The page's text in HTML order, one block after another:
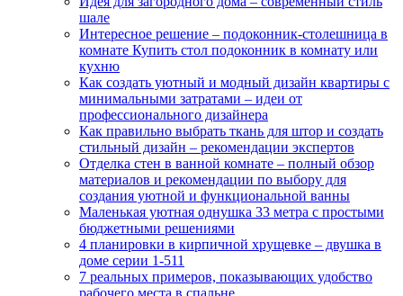
шале
Интересное решение – подоконник-столешница в
комнате Купить стол подоконник в комнату или
кухню
Как создать уютный и модный дизайн квартиры с
минимальными затратами – идеи от
профессионального дизайнера
Как правильно выбрать ткань для штор и создать
стильный дизайн – рекомендации экспертов
Отделка стен в ванной комнате – полный обзор
материалов и рекомендации по выбору для
создания уютной и функциональной ванны
Маленькая уютная однушка 33 метра с простыми
бюджетными решениями
4 планировки в кирпичной хрущевке – двушка в
доме серии 1-511
7 реальных примеров, показывающих удобство
рабочего места в спальне